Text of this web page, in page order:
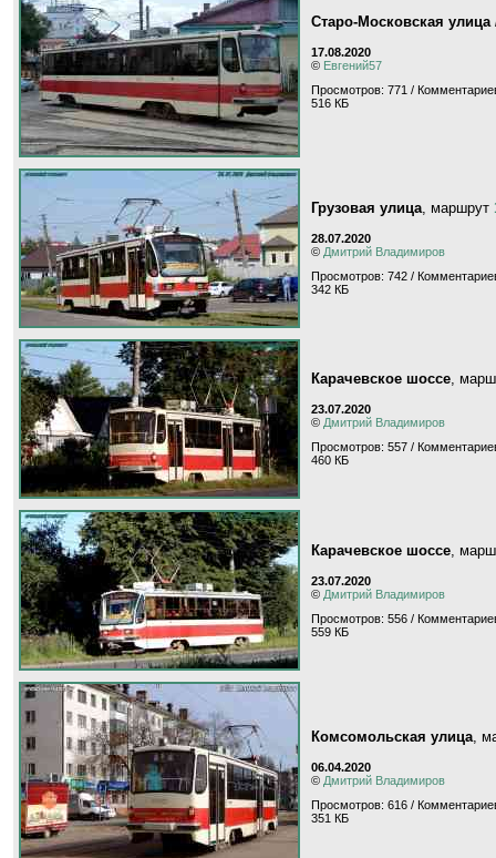
Старо-Московская
17.08.2020
© Евгений57
Просмотров: 771 /
516 КБ
Грузовая улица, маршрут
28.07.2020
© Дмитрий Владимиров
Просмотров: 742 /
342 КБ
Карачевское шоссе,
23.07.2020
© Дмитрий Владимиров
Просмотров: 557 /
460 КБ
Карачевское шоссе,
23.07.2020
© Дмитрий Владимиров
Просмотров: 556 /
559 КБ
Комсомольская улица,
06.04.2020
© Дмитрий Владимиров
Просмотров: 616 /
351 КБ